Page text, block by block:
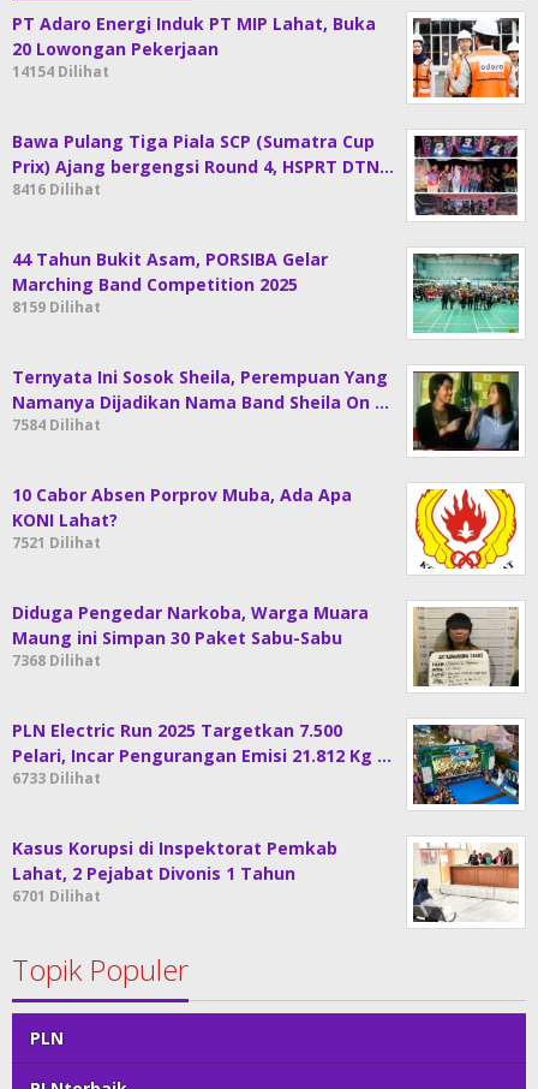
PT Adaro Energi Induk PT MIP Lahat, Buka
20 Lowongan Pekerjaan
14154 Dilihat
Bawa Pulang Tiga Piala SCP (Sumatra Cup
Prix) Ajang bergengsi Round 4, HSPRT DTN…
8416 Dilihat
44 Tahun Bukit Asam, PORSIBA Gelar
Marching Band Competition 2025
8159 Dilihat
Ternyata Ini Sosok Sheila, Perempuan Yang
Namanya Dijadikan Nama Band Sheila On …
7584 Dilihat
10 Cabor Absen Porprov Muba, Ada Apa
KONI Lahat?
7521 Dilihat
Diduga Pengedar Narkoba, Warga Muara
Maung ini Simpan 30 Paket Sabu-Sabu
7368 Dilihat
PLN Electric Run 2025 Targetkan 7.500
Pelari, Incar Pengurangan Emisi 21.812 Kg …
6733 Dilihat
Kasus Korupsi di Inspektorat Pemkab
Lahat, 2 Pejabat Divonis 1 Tahun
6701 Dilihat
Topik Populer
PLN